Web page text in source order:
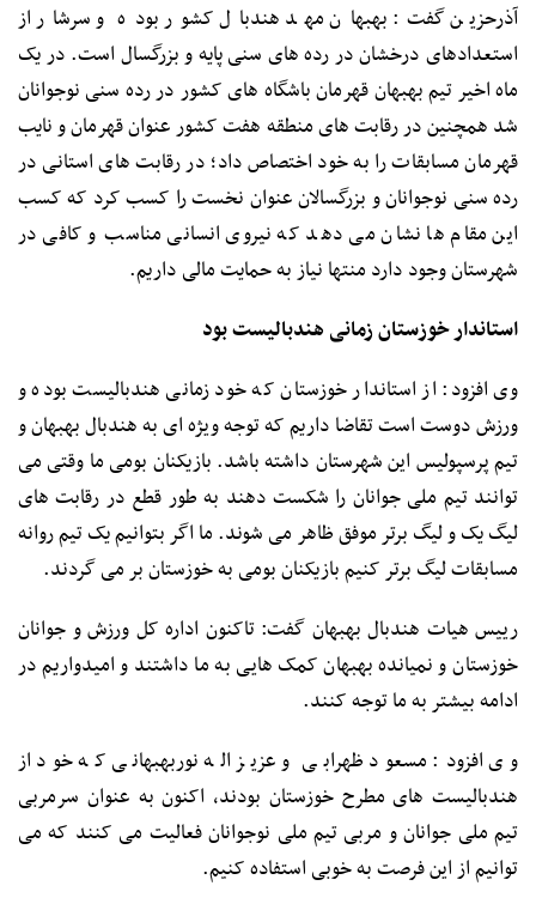
آذرحزین گفت: بهبهان مهد هندبال کشور بوده و سرشار از
استعدادهای درخشان در رده های سنی پایه و بزرگسال است. در یک
ماه اخیر تیم بهبهان قهرمان باشگاه های کشور در رده سنی نوجوانان
شد همچنین در رقابت های منطقه هفت کشور عنوان قهرمان و نایب
قهرمان مسابقات را به خود اختصاص داد؛ در رقابت های استانی در
رده سنی نوجوانان و بزرگسالان عنوان نخست را کسب کرد که کسب
این مقام ها نشان می دهد که نیروی انسانی مناسب و کافی در
شهرستان وجود دارد منتها نیاز به حمایت مالی داریم.
استاندار خوزستان زمانی هندبالیست بود
وی افزود: از استاندار خوزستان که خود زمانی هندبالیست بوده و
ورزش دوست است تقاضا داریم که توجه ویژه ای به هندبال بهبهان و
تیم پرسپولیس این شهرستان داشته باشد. بازیکنان بومی ما وقتی می
توانند تیم ملی جوانان را شکست دهند به طور قطع در رقابت های
لیگ یک و لیگ برتر موفق ظاهر می شوند. ما اگر بتوانیم یک تیم روانه
مسابقات لیگ برتر کنیم بازیکنان بومی به خوزستان بر می گردند.
رییس هیات هندبال بهبهان گفت: تاکنون اداره کل ورزش و جوانان
خوزستان و نمیانده بهبهان کمک هایی به ما داشتند و امیدواریم در
ادامه بیشتر به ما توجه کنند.
وی افزود: مسعود ظهرابی و عزیز اله نوربهبهانی که خود از
هندبالیست های مطرح خوزستان بودند، اکنون به عنوان سرمربی
تیم ملی جوانان و مربی تیم ملی نوجوانان فعالیت می کنند که می
توانیم از این فرصت به خوبی استفاده کنیم.